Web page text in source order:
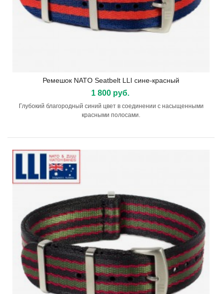
Ремешок NATO Seatbelt LLI сине-красный
1 800 руб.
Глубокий благородный синий цвет в соединении с насыщенными
красными полосами.